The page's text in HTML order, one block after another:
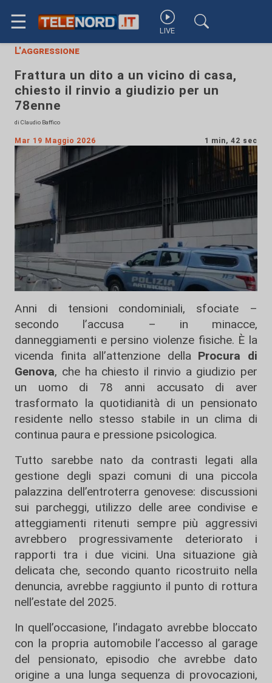
☰ LIVE
L'aggressione
Frattura un dito a un vicino di casa,
chiesto il rinvio a giudizio per un
78enne
di Claudio Baffico
Mar 19 Maggio 2026 1 min, 42 sec
Anni di tensioni condominiali, sfociate –
secondo l’accusa – in minacce,
danneggiamenti e persino violenze fisiche. È la
vicenda finita all’attenzione della Procura di
Genova, che ha chiesto il rinvio a giudizio per
un uomo di 78 anni accusato di aver
trasformato la quotidianità di un pensionato
residente nello stesso stabile in un clima di
continua paura e pressione psicologica.
Tutto sarebbe nato da contrasti legati alla
gestione degli spazi comuni di una piccola
palazzina dell’entroterra genovese: discussioni
sui parcheggi, utilizzo delle aree condivise e
atteggiamenti ritenuti sempre più aggressivi
avrebbero progressivamente deteriorato i
rapporti tra i due vicini. Una situazione già
delicata che, secondo quanto ricostruito nella
denuncia, avrebbe raggiunto il punto di rottura
nell’estate del 2025.
In quell’occasione, l’indagato avrebbe bloccato
con la propria automobile l’accesso al garage
del pensionato, episodio che avrebbe dato
origine a una lunga sequenza di provocazioni,